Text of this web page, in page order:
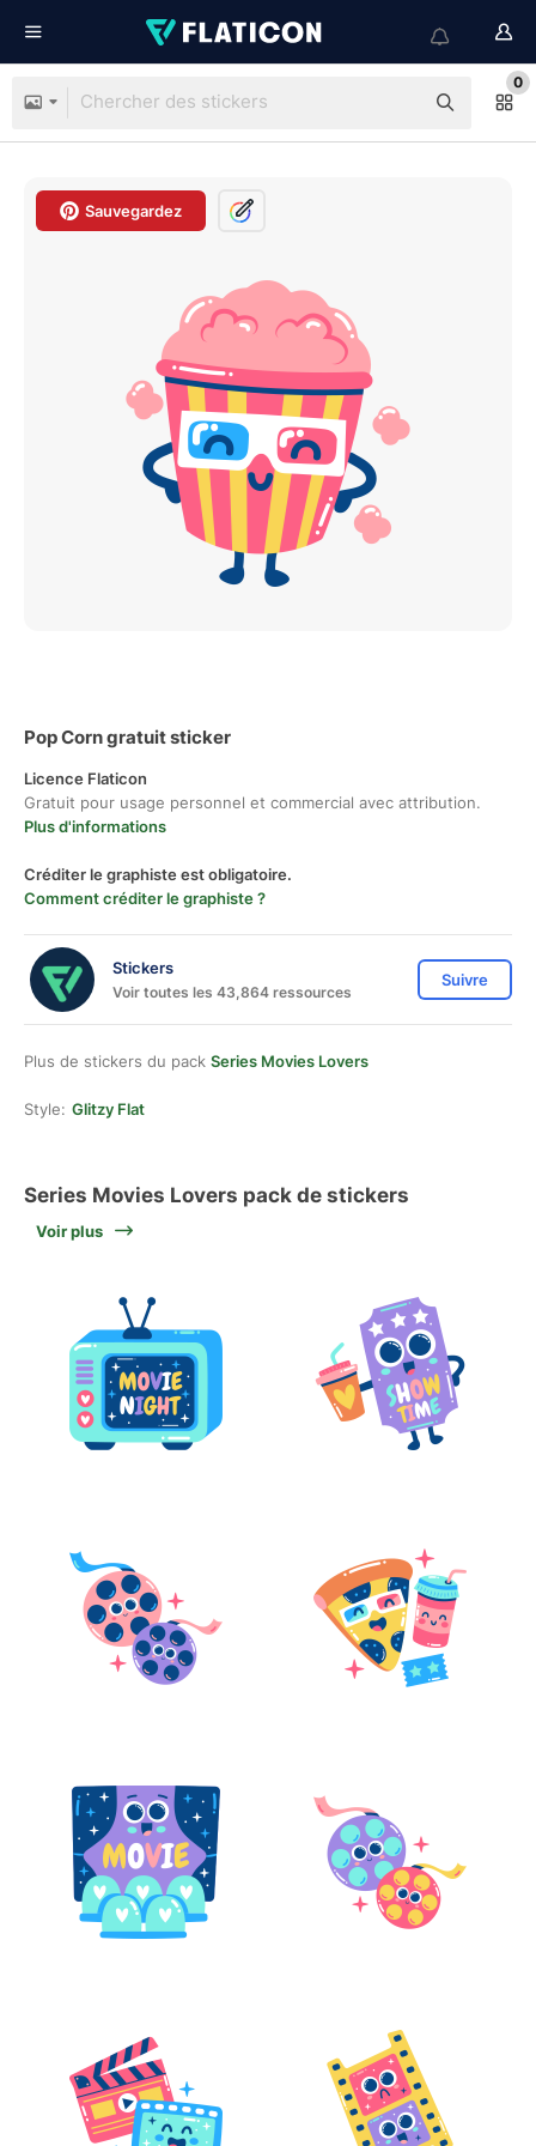
0
Sauvegardez
Pop Corn gratuit sticker
Licence Flaticon
Gratuit pour usage personnel et commercial avec attribution.
Plus d'informations
Créditer le graphiste est obligatoire.
Comment créditer le graphiste ?
Stickers
Voir toutes les 43,864 ressources
Suivre
Plus de stickers du pack Series Movies Lovers
Style: Glitzy Flat
Series Movies Lovers pack de stickers
Voir plus